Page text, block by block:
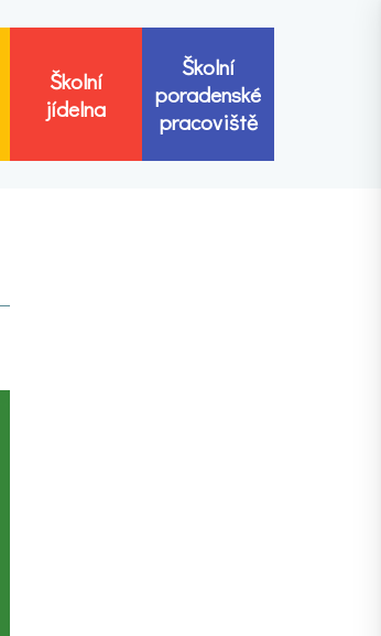
Školní
jídelna
Školní
poradenské
pracoviště